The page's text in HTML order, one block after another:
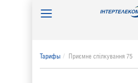
Toggle
Тарифы Приємне спілкування 75